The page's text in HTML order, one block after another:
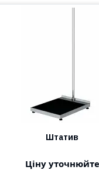
Штатив
Ціну уточнюйте